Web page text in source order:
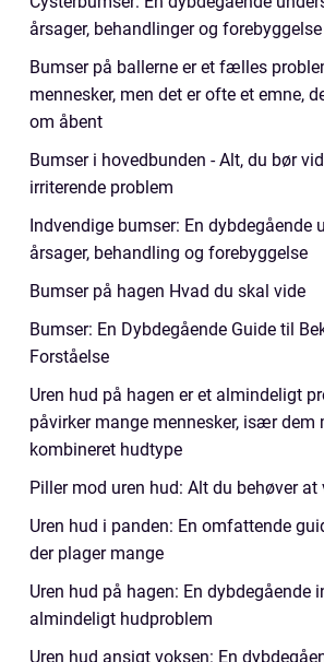
årsager, behandlinger og forebyggelse
Bumser på ballerne er et fælles
mennesker, men det er ofte et emne,
om åbent
Bumser i hovedbunden - Alt, du bør
irriterende problem
Indvendige bumser: En dybdegående
årsager, behandling og forebyggelse
Bumser på hagen Hvad du skal vide
Bumser: En Dybdegående Guide til
Forståelse
Uren hud på hagen er et almindeligt
påvirker mange mennesker, især dem
kombineret hudtype
Piller mod uren hud: Alt du behøver at
Uren hud i panden: En omfattende
der plager mange
Uren hud på hagen: En dybdegående
almindeligt hudproblem
Uren hud ansigt voksen: En